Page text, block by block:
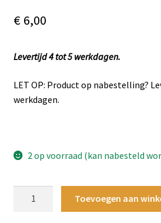
€6,00
Levertijd 4 tot 5 werkdagen.
LET OP: Product op nabestelling?
werkdagen.
2 op voorraad (kan nabesteld
Toevoegen aan